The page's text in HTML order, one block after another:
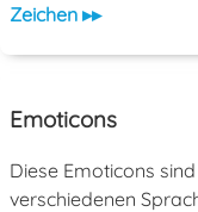
Zeichen ▸▸
Emoticons
Diese Emoticons
verschiedenen